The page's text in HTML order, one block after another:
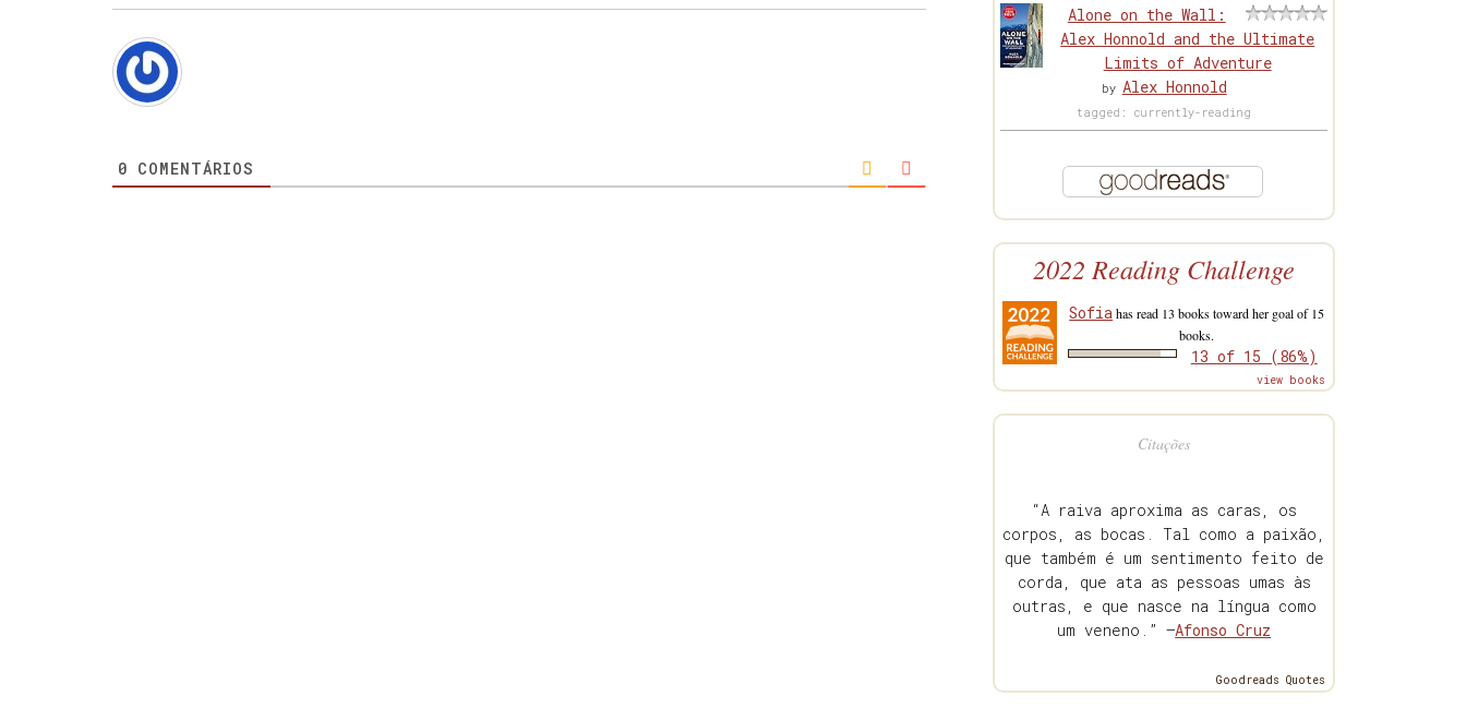
0 COMENTÁRIOS
Alone on the Wall:
Alex Honnold and the Ultimate
Limits of Adventure
by Alex Honnold
tagged: currently-reading
2022 Reading Challenge
Sofiahas read 13 books toward her goal of 15
books.
13 of 15 (86%)
view books
Citações
“A raiva aproxima as caras, os
corpos, as bocas. Tal como a paixão,
que também é um sentimento feito de
corda, que ata as pessoas umas às
outras, e que nasce na língua como
um veneno.” —Afonso Cruz
Goodreads Quotes